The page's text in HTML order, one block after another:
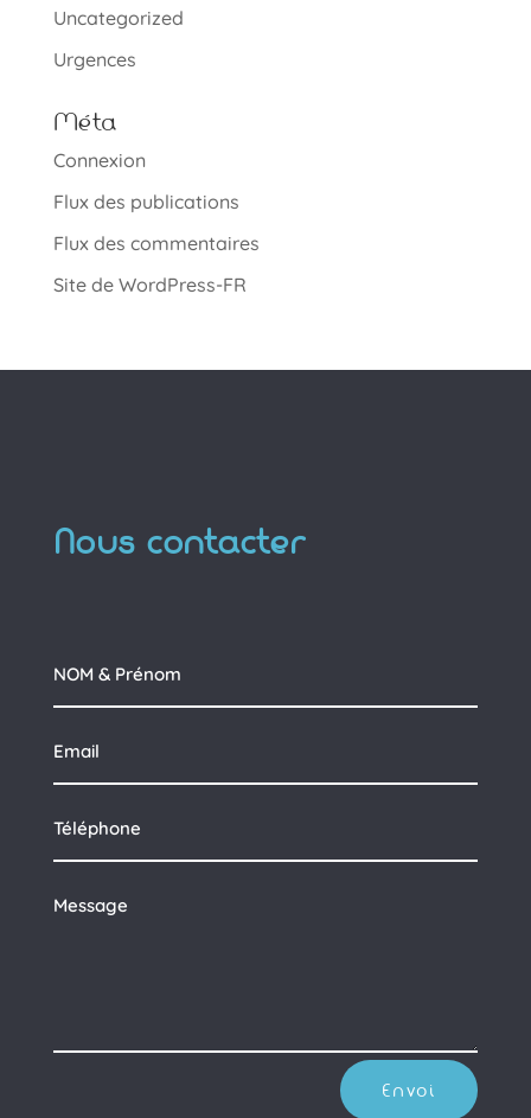
Uncategorized
Urgences
Méta
Connexion
Flux des publications
Flux des commentaires
Site de WordPress-FR
Nous contacter
Envoi